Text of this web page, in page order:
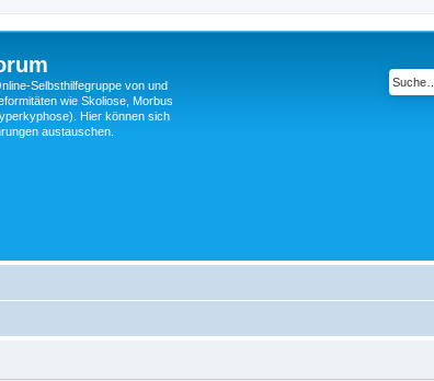
Selbsthilfegruppe von und
wie Skoliose, Morbus
Hier können sich
austauschen.